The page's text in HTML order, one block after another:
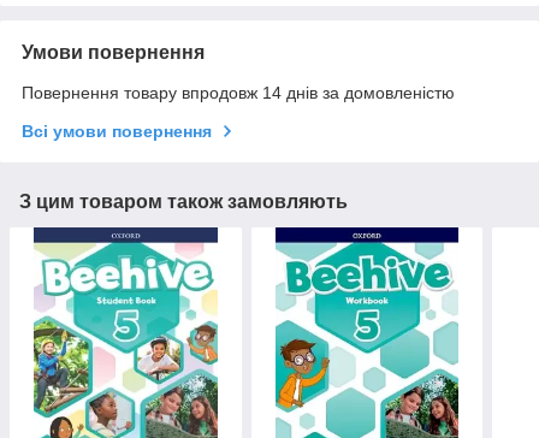
Умови повернення
Повернення товару впродовж 14 днів за домовленістю
Всі умови повернення
З цим товаром також замовляють